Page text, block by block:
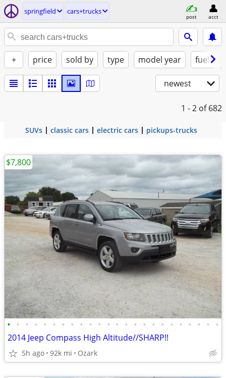
springfield cars+trucks
post acct
+ price sold by type model year fuel
newest
1 - 2 of 682
SUVs classic cars electric cars pickups-trucks
• • • • • • • • • • • • • • • • • • • • • • • •
2014 Jeep Compass High Altitude//SHARP!!
5h ago 92k mi Ozark
$7,800